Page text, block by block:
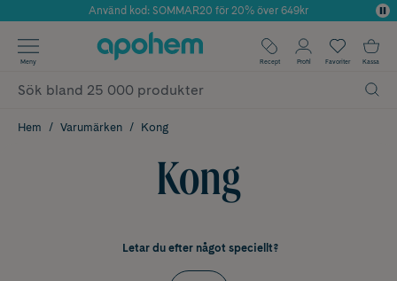
Årets Butik 2025 inom Skönhet
Använd kod: SOMMAR20 för 20% över 649kr
✓ Fri frakt
✓ Poäng på alla köp*
Meny Recept Profil Favoriter Kassa
Hem Varumärken Kong
Kong
Letar du efter något speciellt?